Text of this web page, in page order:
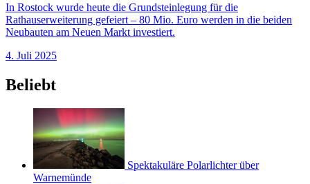
In Rostock wurde heute die Grundsteinlegung für die
Rathauserweiterung gefeiert – 80 Mio. Euro werden in die beiden
Neubauten am Neuen Markt investiert.
4. Juli 2025
Beliebt
Spektakuläre Polarlichter über
Warnemünde